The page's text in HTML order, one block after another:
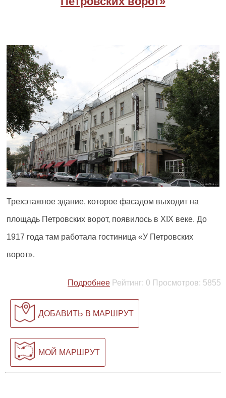
Трехэтажное здание, которое фасадом выходит на
площадь Петровских ворот, появилось в XIX веке. До
1917 года там работала гостиница «У Петровских
ворот».
Подробнее Рейтинг: 0 Просмотров: 5855
ДОБАВИТЬ В МАРШРУТ
МОЙ МАРШРУТ